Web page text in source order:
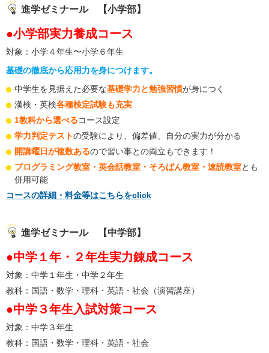
進学ゼミナール 【小学部】
●小学部実力養成コース
対象：小学４年生〜小学６年生
基礎の徹底から応用力を身につけます。
中学生を見据えた必要な基礎学力と勉強習慣が身につく
漢検・英検各種検定試験も充実
1教科から選べるコース設定
学力判定テストの受験により、偏差値、自分の実力が分かる
開講曜日が複数あるので習い事との両立もできます！
プログラミング教室・英会話教室・そろばん教室・速読教室とも
併用可能
コースの詳細・料金等はこちらをclick
進学ゼミナール 【中学部】
●中学１年・２年生実力錬成コース
対象：中学１年生・中学２年生
教科：国語・数学・理科・英語・社会（演習講座）
●中学３年生入試対策コース
対象：中学３年生
教科：国語・数学・理科・英語・社会